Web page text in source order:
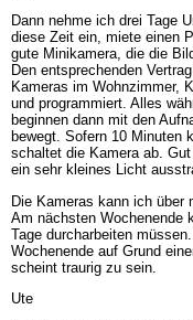
Dann nehme ich drei Tage
diese Zeit ein, miete einen
gute Minikamera, die die
Den entsprechenden
Kameras im Wohnzimmer,
und programmiert. Alles
beginnen dann mit den
bewegt. Sofern 10 Minuten
schaltet die Kamera ab.
ein sehr kleines Licht
Die Kameras kann ich über
Am nächsten Wochenende
Tage durcharbeiten
Wochenende auf Grund
scheint traurig zu sein.
Ute